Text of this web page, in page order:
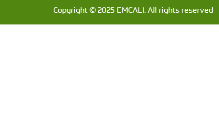
Copyright © 2025 EMCALI. All rights reserved